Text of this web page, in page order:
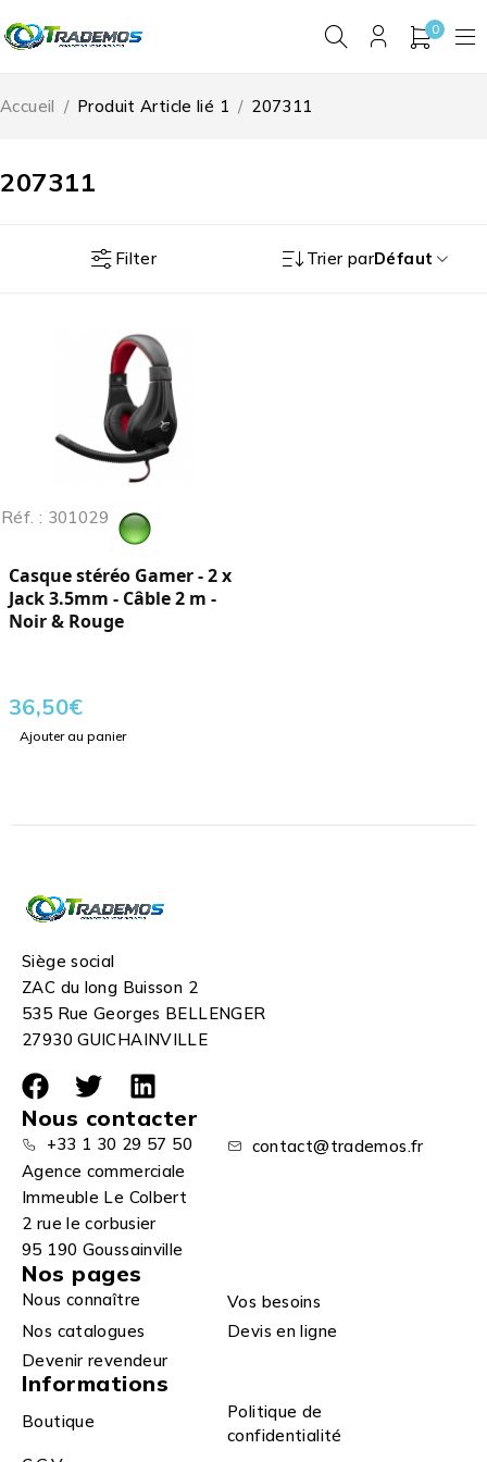
0
207311
Accueil / Produit Article lié 1 / 207311
Filter Trier parDéfaut
Réf. : 301029
Casque stéréo Gamer - 2 x
Jack 3.5mm - Câble 2 m -
Noir & Rouge
36,50€
Ajouter au panier
Siège social
ZAC du long Buisson 2
535 Rue Georges BELLENGER
27930 GUICHAINVILLE
Nous contacter
+33 1 30 29 57 50
contact@trademos.fr
Agence commerciale
Immeuble Le Colbert
2 rue le corbusier
95 190 Goussainville
Nos pages
Nous connaître
Vos besoins
Nos catalogues
Devis en ligne
Devenir revendeur
Informations
Boutique
Politique de
confidentialité